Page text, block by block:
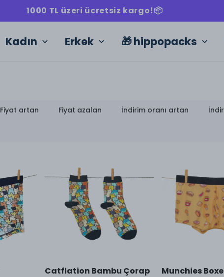
1000 TL üzeri ücretsiz kargo!📦
Kadın Erkek 🎁 hippopacks
Fiyat artan Fiyat azalan İndirim oranı artan
Catflation Bambu Çorap Munchies